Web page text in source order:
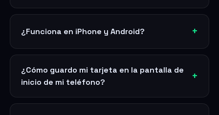
¿Funciona en iPhone y Android?
¿Cómo guardo mi tarjeta en la pantalla de
inicio de mi teléfono?